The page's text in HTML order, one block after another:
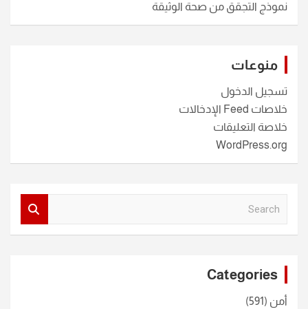
نموذج التجقق من صحة الوثيقة
منوعات
تسجيل الدخول
خلاصات Feed الإدخالات
خلاصة التعليقات
WordPress.org
Categories
أمن (591)